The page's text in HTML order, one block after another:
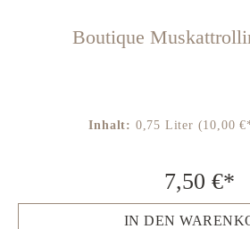
Boutique
Inhalt: 0,75 Liter (10,00
7,50 €*
IN DEN